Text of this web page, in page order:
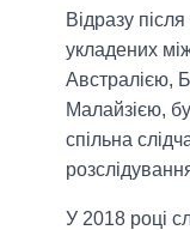
Відразу
укладених
Австралією,
Малайзією,
спільна
У 2018 році